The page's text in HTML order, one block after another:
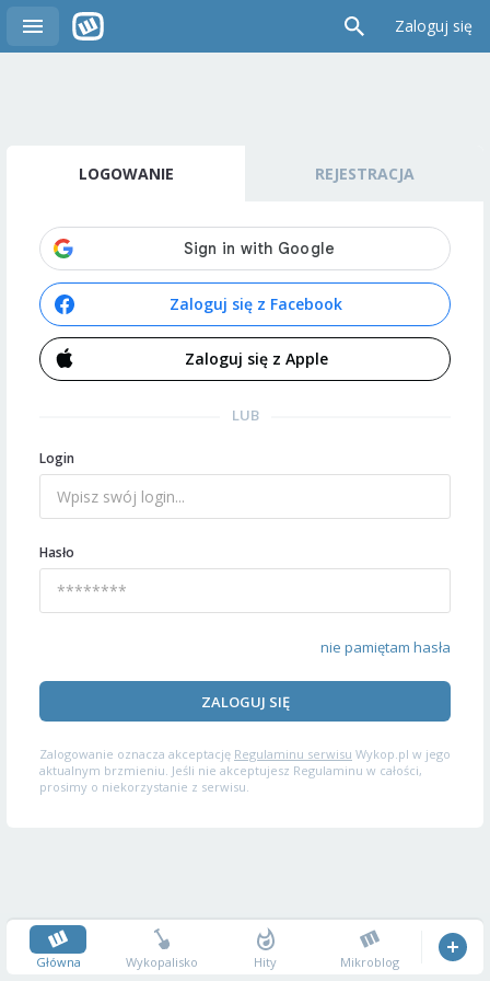
Zaloguj się
LOGOWANIE REJESTRACJA
Zaloguj się z Facebook
Zaloguj się z Apple
LUB
Login
Hasło
nie pamiętam hasła
ZALOGUJ SIĘ
Zalogowanie oznacza akceptację Regulaminu serwisu Wykop.pl w jego
aktualnym brzmieniu. Jeśli nie akceptujesz Regulaminu w całości,
prosimy o niekorzystanie z serwisu.
Główna Wykopalisko Hity Mikroblog